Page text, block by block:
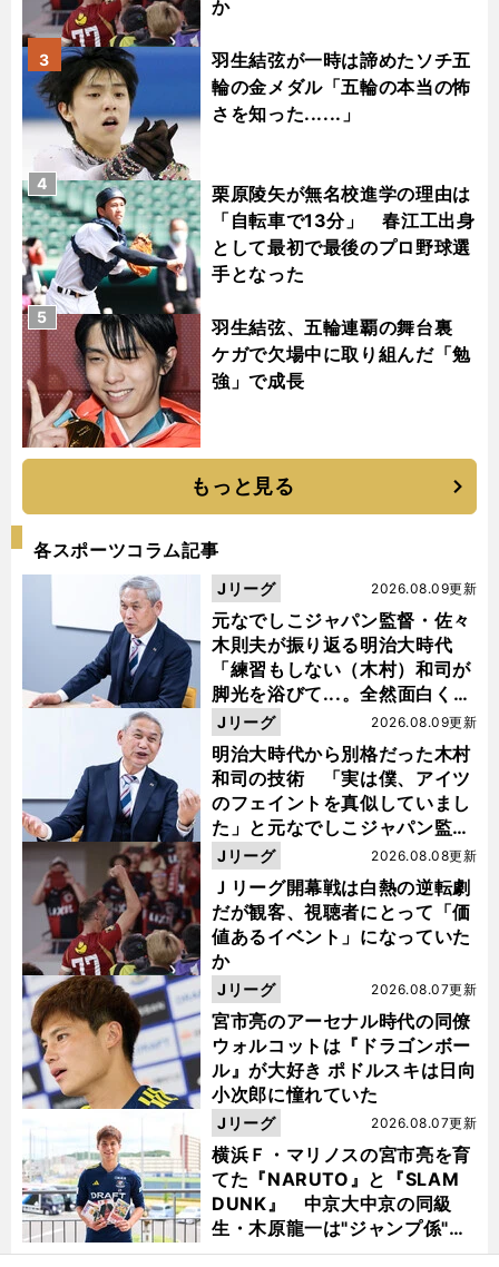
か
羽生結弦が一時は諦めたソチ五
輪の金メダル「五輪の本当の怖
さを知った......」
3
栗原陵矢が無名校進学の理由は
「自転車で13分」 春江工出身
として最初で最後のプロ野球選
手となった
4
羽生結弦、五輪連覇の舞台裏
ケガで欠場中に取り組んだ「勉
強」で成長
5
もっと見る
各スポーツコラム記事
元なでしこジャパン監督・佐々
木則夫が振り返る明治大時代
「練習もしない（木村）和司が
脚光を浴びて...。全然面白くな
い４年間でした」
2026.08.09更新
Jリーグ
明治大時代から別格だった木村
和司の技術 「実は僕、アイツ
のフェイントを真似していまし
た」と元なでしこジャパン監
督・佐々木則夫
2026.08.09更新
Jリーグ
Ｊリーグ開幕戦は白熱の逆転劇
だが観客、視聴者にとって「価
値あるイベント」になっていた
か
2026.08.08更新
Jリーグ
宮市亮のアーセナル時代の同僚
ウォルコットは『ドラゴンボー
ル』が大好き ポドルスキは日向
小次郎に憧れていた
2026.08.07更新
Jリーグ
横浜Ｆ・マリノスの宮市亮を育
てた『NARUTO』と『SLAM
DUNK』 中京大中京の同級
生・木原龍一は"ジャンプ係"だ
った
2026.08.07更新
Jリーグ